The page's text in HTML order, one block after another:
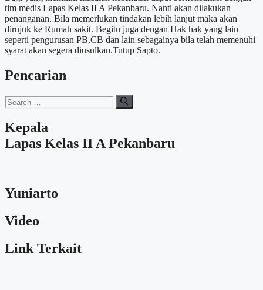
tim medis Lapas Kelas II A Pekanbaru. Nanti akan dilakukan
penanganan. Bila memerlukan tindakan lebih lanjut maka akan
dirujuk ke Rumah sakit. Begitu juga dengan Hak hak yang lain
seperti pengurusan PB,CB dan lain sebagainya bila telah memenuhi
syarat akan segera diusulkan.Tutup Sapto.
Pencarian
Search
for:
Kepala
Lapas Kelas II A Pekanbaru
Yuniarto
Video
Link Terkait